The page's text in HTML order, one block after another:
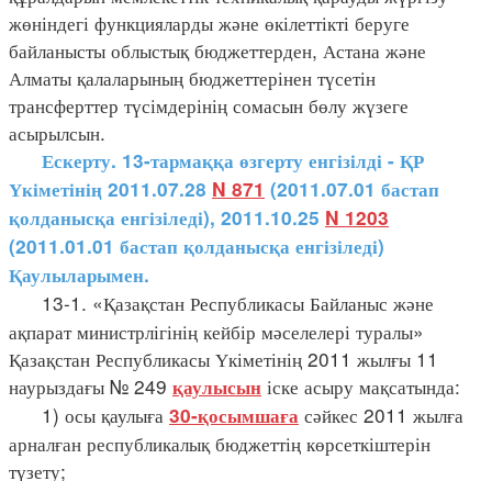
жөніндегі функцияларды және өкілеттікті беруге
байланысты облыстық бюджеттерден, Астана және
Алматы қалаларының бюджеттерінен түсетін
трансферттер түсімдерінің сомасын бөлу жүзеге
асырылсын.
Ескерту. 13-тармаққа өзгерту енгізілді - ҚР
Үкіметінің 2011.07.28 N 871 (2011.07.01 бастап
қолданысқа енгізіледі), 2011.10.25 N 1203
(2011.01.01 бастап қолданысқа енгізіледі)
Қаулыларымен.
13-1. «Қазақстан Республикасы Байланыс және
ақпарат министрлігінің кейбір мәселелері туралы»
Қазақстан Республикасы Үкіметінің 2011 жылғы 11
наурыздағы № 249 қаулысын іске асыру мақсатында:
1) осы қаулыға 30-қосымшаға сәйкес 2011 жылға
арналған республикалық бюджеттің көрсеткіштерін
түзету;